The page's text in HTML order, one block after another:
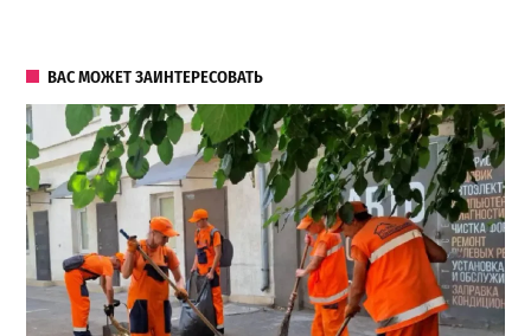
ВАС МОЖЕТ ЗАИНТЕРЕСОВАТЬ